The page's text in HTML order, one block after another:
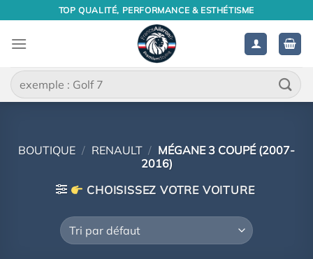
contenu
TOP QUALITÉ, PERFORMANCE & ESTHÉTISME
Recherche
pour :
BOUTIQUE / RENAULT / MÉGANE 3 COUPÉ (2007-
2016)
CHOISISSEZ VOTRE VOITURE